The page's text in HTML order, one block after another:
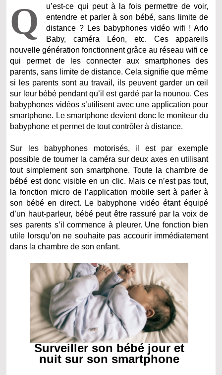
Q
u’est-ce qui peut à la fois permettre de voir,
entendre et parler à son bébé, sans limite de
distance ? Les babyphones vidéo wifi ! Arlo
Baby, caméra Léon, etc. Ces appareils
nouvelle génération fonctionnent grâce au réseau wifi ce
qui permet de les connecter aux smartphones des
parents, sans limite de distance. Cela signifie que même
si les parents sont au travail, ils peuvent garder un œil
sur leur bébé pendant qu’il est gardé par la nounou. Ces
babyphones vidéos s’utilisent avec une application pour
smartphone. Le smartphone devient donc le moniteur du
babyphone et permet de tout contrôler à distance.
Sur les babyphones motorisés, il est par exemple
possible de tourner la caméra sur deux axes en utilisant
tout simplement son smartphone. Toute la chambre de
bébé est donc visible en un clic. Mais ce n’est pas tout,
la fonction micro de l’application mobile sert à parler à
son bébé en direct. Le babyphone vidéo étant équipé
d’un haut-parleur, bébé peut être rassuré par la voix de
ses parents s’il commence à pleurer. Une fonction bien
utile lorsqu’on ne souhaite pas accourir immédiatement
dans la chambre de son enfant.
Surveiller son bébé jour et
nuit sur son smartphone